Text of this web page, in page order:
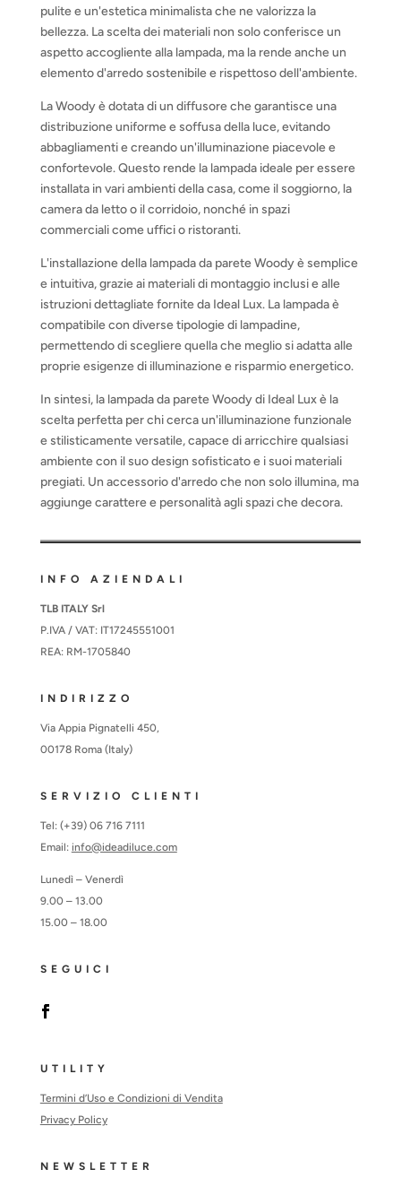
pulite e un'estetica minimalista che ne valorizza la
bellezza. La scelta dei materiali non solo conferisce un
aspetto accogliente alla lampada, ma la rende anche un
elemento d'arredo sostenibile e rispettoso dell'ambiente.
La Woody è dotata di un diffusore che garantisce una
distribuzione uniforme e soffusa della luce, evitando
abbagliamenti e creando un'illuminazione piacevole e
confortevole. Questo rende la lampada ideale per essere
installata in vari ambienti della casa, come il soggiorno, la
camera da letto o il corridoio, nonché in spazi
commerciali come uffici o ristoranti.
L'installazione della lampada da parete Woody è semplice
e intuitiva, grazie ai materiali di montaggio inclusi e alle
istruzioni dettagliate fornite da Ideal Lux. La lampada è
compatibile con diverse tipologie di lampadine,
permettendo di scegliere quella che meglio si adatta alle
proprie esigenze di illuminazione e risparmio energetico.
In sintesi, la lampada da parete Woody di Ideal Lux è la
scelta perfetta per chi cerca un'illuminazione funzionale
e stilisticamente versatile, capace di arricchire qualsiasi
ambiente con il suo design sofisticato e i suoi materiali
pregiati. Un accessorio d'arredo che non solo illumina, ma
aggiunge carattere e personalità agli spazi che decora.
INFO AZIENDALI
TLB ITALY Srl
P.IVA / VAT: IT17245551001
REA: RM-1705840
INDIRIZZO
Via Appia Pignatelli 450,
00178 Roma (Italy)
SERVIZIO CLIENTI
Tel: (+39) 06 716 7111
Email: info@ideadiluce.com
Lunedì – Venerdì
9.00 – 13.00
15.00 – 18.00
SEGUICI
UTILITY
Termini d’Uso e Condizioni di Vendita
Privacy Policy
NEWSLETTER